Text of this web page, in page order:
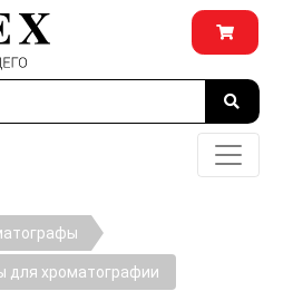
для хроматографии